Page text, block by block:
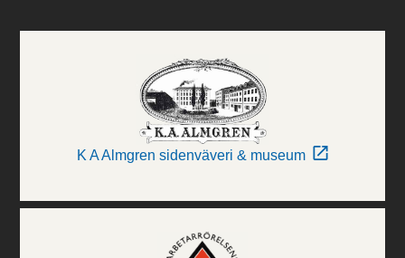
K A Almgren sidenväveri & museum